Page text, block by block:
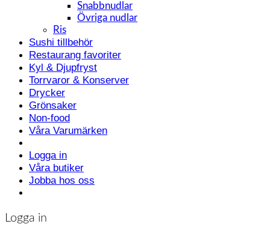
Snabbnudlar
Övriga nudlar
Ris
Sushi tillbehör
Restaurang favoriter
Kyl & Djupfryst
Torrvaror & Konserver
Drycker
Grönsaker
Non-food
Våra Varumärken
Logga in
Våra butiker
Jobba hos oss
Logga in